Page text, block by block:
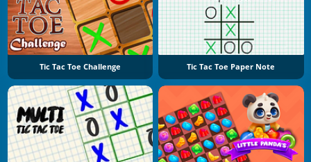
Tic Tac Toe Challenge Tic Tac Toe Paper Note